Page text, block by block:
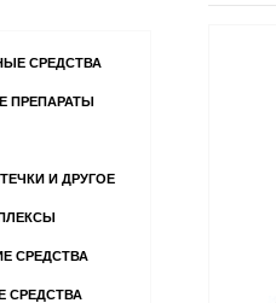
СРЕДСТВА
ПРЕПАРАТЫ
И ДРУГОЕ
СРЕДСТВА
СРЕДСТВА